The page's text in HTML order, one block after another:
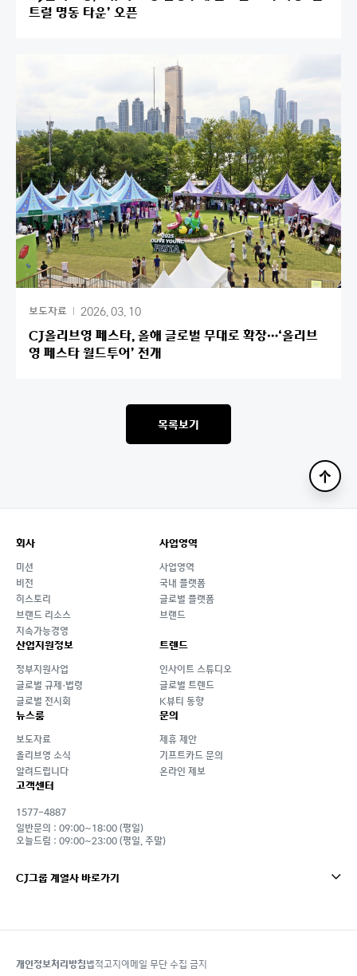
트럴 명동 타운’ 오픈
보도자료 2026. 03. 10
CJ올리브영 페스타, 올해 글로벌 무대로 확장…‘올리브
영 페스타 월드투어’ 전개
목록보기
맨
로
회사
미션
비전
히스토리
브랜드 리소스
지속가능경영
사업영역
사업영역
국내 플랫폼
글로벌 플랫폼
브랜드
산업지원정보
정부지원사업
글로벌 규제·법령
글로벌 전시회
트렌드
인사이트 스튜디오
글로벌 트렌드
K뷰티 동향
뉴스룸
보도자료
올리브영 소식
알려드립니다
문의
제휴 제안
기프트카드 문의
온라인 제보
고객센터
1577-4887
일반문의 : 09:00~18:00 (평일)
오늘드림 : 09:00~23:00 (평일, 주말)
CJ그룹 계열사 바로가기
footer
개인정보처리방침법적고지이메일 무단 수집 금지